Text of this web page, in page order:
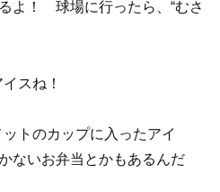
よ！ 球場に行ったら、“むさ
スね！
トのカップに入ったアイ
ないお弁当とかもあるんだ